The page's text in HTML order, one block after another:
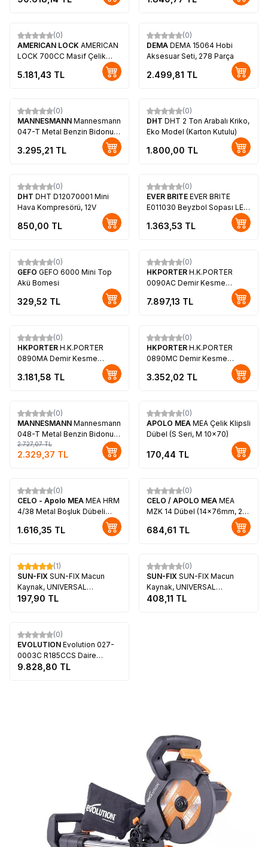
(0)
AMERICAN LOCK AMERICAN
LOCK 700CC Masif Çelik
5.181,43 TL
(0)
DEMA DEMA 15064 Hobi
Aksesuar Seti, 278 Parça
2.499,81 TL
(0)
MANNESMANN Mannesmann
047-T Metal Benzin Bidonu,
3.295,21 TL
(0)
DHT DHT 2 Ton Arabalı Kriko,
Eko Model (Karton Kutulu)
1.800,00 TL
(0)
DHT DHT D12070001 Mini
Hava Kompresörü, 12V
850,00 TL
(0)
EVER BRITE EVER BRITE
E011030 Beyzbol Sopası LED
1.363,53 TL
(0)
GEFO GEFO 6000 Mini Top
Akü Bomesi
329,52 TL
(0)
HKPORTER H.K.PORTER
0090AC Demir Kesme
7.897,13 TL
(0)
HKPORTER H.K.PORTER
0890MA Demir Kesme
3.181,58 TL
(0)
HKPORTER H.K.PORTER
0890MC Demir Kesme
3.352,02 TL
%15
(0)
MANNESMANN Mannesmann
048-T Metal Benzin Bidonu,
10lt
2.727,07TL
2.329,37 TL
(0)
APOLO MEA MEA Çelik Klipsli
Dübel (S Seri, M 10x70)
170,44 TL
(0)
CELO - Apolo MEA MEA HRM
4/38 Metal Boşluk Dübeli
1.616,35 TL
(0)
CELO / APOLO MEA MEA
MZK 14 Dübel (14x76mm, 25
684,61 TL
(1)
SUN-FIX SUN-FIX Macun
Kaynak, UNIVERSAL
VERWENDBAR (40gr)
197,90 TL
(0)
SUN-FIX SUN-FIX Macun
Kaynak, UNIVERSAL
VERWENDBAR, 100gr
408,11 TL
(0)
EVOLUTION Evolution 027-
0003C R185CCS Daire
Testere, 185mm
9.828,80 TL